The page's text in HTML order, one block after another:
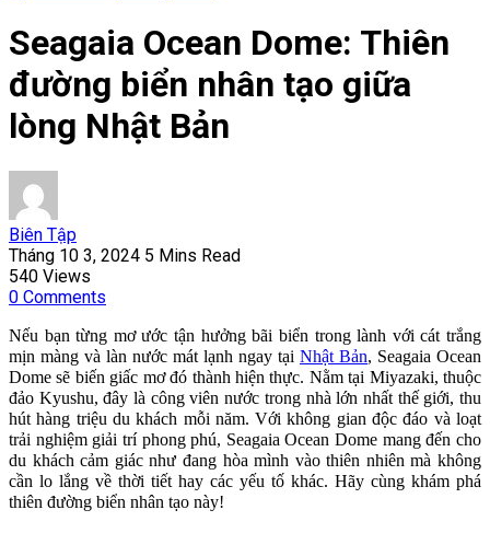
Seagaia Ocean Dome: Thiên
đường biển nhân tạo giữa
lòng Nhật Bản
Biên Tập
Tháng 10 3, 2024 5 Mins Read
540 Views
0 Comments
Nếu bạn từng mơ ước tận hưởng bãi biển trong lành với cát trắng
mịn màng và làn nước mát lạnh ngay tại Nhật Bản, Seagaia Ocean
Dome sẽ biến giấc mơ đó thành hiện thực. Nằm tại Miyazaki, thuộc
đảo Kyushu, đây là công viên nước trong nhà lớn nhất thế giới, thu
hút hàng triệu du khách mỗi năm. Với không gian độc đáo và loạt
trải nghiệm giải trí phong phú, Seagaia Ocean Dome mang đến cho
du khách cảm giác như đang hòa mình vào thiên nhiên mà không
cần lo lắng về thời tiết hay các yếu tố khác. Hãy cùng khám phá
thiên đường biển nhân tạo này!